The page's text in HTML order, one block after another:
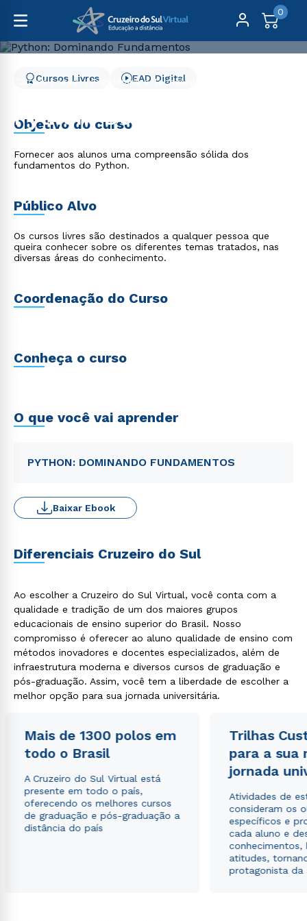
0
Cursos Livres
Engenharia e Tecnologia
Python: Dominando
Fundamentos
Cursos Livres EAD Digital
Objetivo do curso
Fornecer aos alunos uma compreensão sólida dos
fundamentos do Python.
Público Alvo
Os cursos livres são destinados a qualquer pessoa que
queira conhecer sobre os diferentes temas tratados, nas
diversas áreas do conhecimento.
Coordenação do Curso
Conheça o curso
O que você vai aprender
PYTHON: DOMINANDO FUNDAMENTOS
Baixar Ebook
Diferenciais Cruzeiro do Sul
Ao escolher a Cruzeiro do Sul Virtual, você conta com a
qualidade e tradição de um dos maiores grupos
educacionais de ensino superior do Brasil. Nosso
compromisso é oferecer ao aluno qualidade de ensino com
métodos inovadores e docentes especializados, além de
infraestrutura moderna e diversos cursos de graduação e
pós-graduação. Assim, você tem a liberdade de escolher a
melhor opção para sua jornada universitária.
Mais de 1300 polos em
todo o Brasil
A Cruzeiro do Sul Virtual está
presente em todo o país,
oferecendo os melhores cursos
de graduação e pós-graduação a
distância do país
Trilhas
para a sua
jornada
Atividades de
consideram os
específicos e
cada aluno e
conhecimentos,
atitudes,
protagonista da